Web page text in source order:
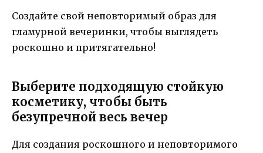
Создайте свой неповторимый образ для
гламурной вечеринки, чтобы выглядеть
роскошно и притягательно!
Выберите подходящую стойкую
косметику, чтобы быть
безупречной весь вечер
Для создания роскошного и неповторимого